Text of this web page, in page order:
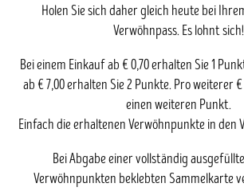
NEWS
VIDEOS
Holen Sie sich daher gleich heute bei
Verwöhnpass. Es lohnt sich!
Bei einem Einkauf ab € 0,70 erhalten Sie 1
ab € 7,00 erhalten Sie 2 Punkte. Pro weiterer
einen weiteren Punkt.
Einfach die erhaltenen Verwöhnpunkte in den
Bei Abgabe einer vollständig
Verwöhnpunkten beklebten Sammelkarte